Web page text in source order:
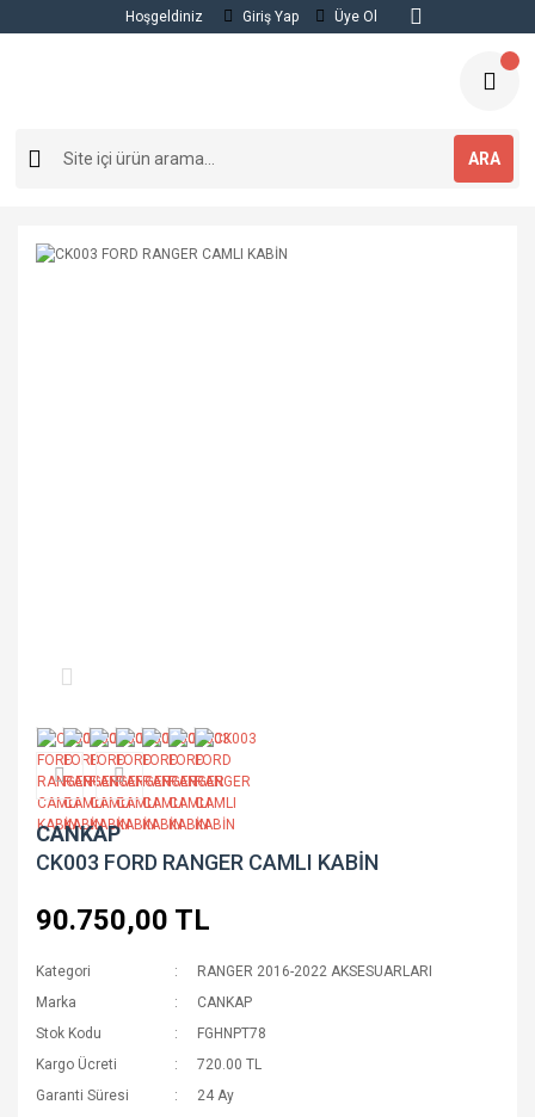
Hoşgeldiniz Giriş Yap Üye Ol
ARA
CANKAP
CK003 FORD RANGER CAMLI KABİN
90.750,00 TL
Kategori
RANGER 2016-2022 AKSESUARLARI
Marka
CANKAP
Stok Kodu
FGHNPT78
Kargo Ücreti
720.00 TL
Garanti Süresi
24 Ay